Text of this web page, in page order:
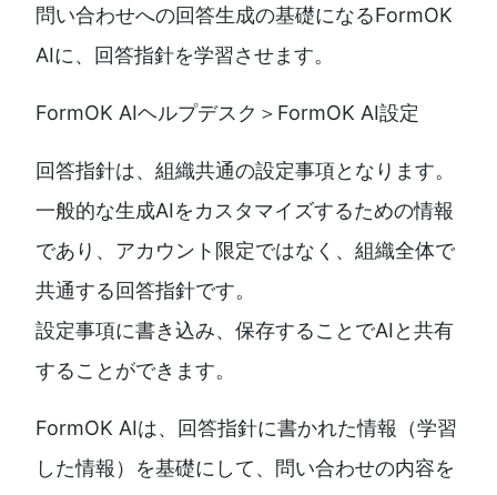
問い合わせへの回答生成の基礎になるFormOK
AIに、回答指針を学習させます。
FormOK AIヘルプデスク＞FormOK AI設定
回答指針は、組織共通の設定事項となります。
一般的な生成AIをカスタマイズするための情報
であり、アカウント限定ではなく、組織全体で
共通する回答指針です。
設定事項に書き込み、保存することでAIと共有
することができます。
FormOK AIは、回答指針に書かれた情報（学習
した情報）を基礎にして、問い合わせの内容を